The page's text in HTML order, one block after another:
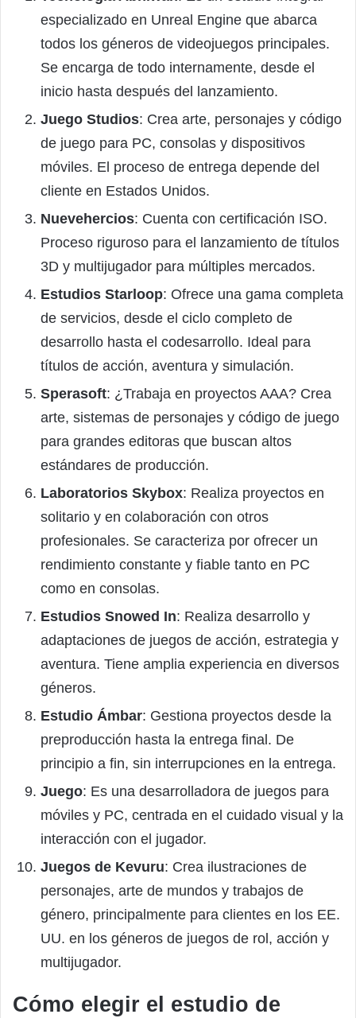
especializado en Unreal Engine que abarca
todos los géneros de videojuegos principales.
Se encarga de todo internamente, desde el
inicio hasta después del lanzamiento.
Juego Studios: Crea arte, personajes y código
de juego para PC, consolas y dispositivos
móviles. El proceso de entrega depende del
cliente en Estados Unidos.
Nuevehercios: Cuenta con certificación ISO.
Proceso riguroso para el lanzamiento de títulos
3D y multijugador para múltiples mercados.
Estudios Starloop: Ofrece una gama completa
de servicios, desde el ciclo completo de
desarrollo hasta el codesarrollo. Ideal para
títulos de acción, aventura y simulación.
Sperasoft: ¿Trabaja en proyectos AAA? Crea
arte, sistemas de personajes y código de juego
para grandes editoras que buscan altos
estándares de producción.
Laboratorios Skybox: Realiza proyectos en
solitario y en colaboración con otros
profesionales. Se caracteriza por ofrecer un
rendimiento constante y fiable tanto en PC
como en consolas.
Estudios Snowed In: Realiza desarrollo y
adaptaciones de juegos de acción, estrategia y
aventura. Tiene amplia experiencia en diversos
géneros.
Estudio Ámbar: Gestiona proyectos desde la
preproducción hasta la entrega final. De
principio a fin, sin interrupciones en la entrega.
Juego: Es una desarrolladora de juegos para
móviles y PC, centrada en el cuidado visual y la
interacción con el jugador.
Juegos de Kevuru: Crea ilustraciones de
personajes, arte de mundos y trabajos de
género, principalmente para clientes en los EE.
UU. en los géneros de juegos de rol, acción y
multijugador.
Cómo elegir el estudio de